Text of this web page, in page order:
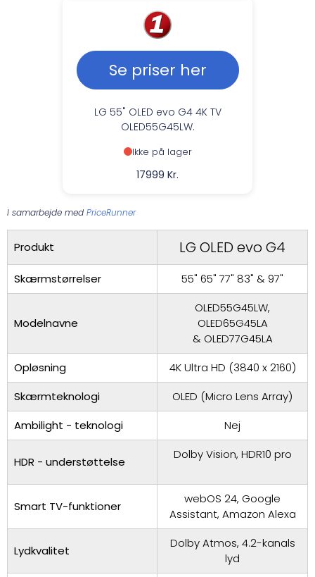
Se priser her
LG 55" OLED evo G4 4K TV
OLED55G45LW.
Ikke på lager
17999 Kr.
I samarbejde med PriceRunner
Produkt LG OLED evo G4
Skærmstørrelser 55" 65" 77" 83" & 97"
Modelnavne
OLED55G45LW,
OLED65G45LA
& OLED77G45LA
Opløsning
4K Ultra HD (3840 x 2160)
Skærmteknologi
OLED (Micro Lens Array)
Ambilight - teknologi
Nej
HDR - understøttelse
Dolby Vision, HDR10 pro
Smart TV-funktioner
webOS 24, Google
Assistant, Amazon Alexa
Lydkvalitet
Dolby Atmos, 4.2-kanals
lyd